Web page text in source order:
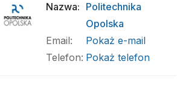
Nazwa: Politechnika
Opolska
Email:
Pokaż e-mail
Telefon: Pokaż telefon